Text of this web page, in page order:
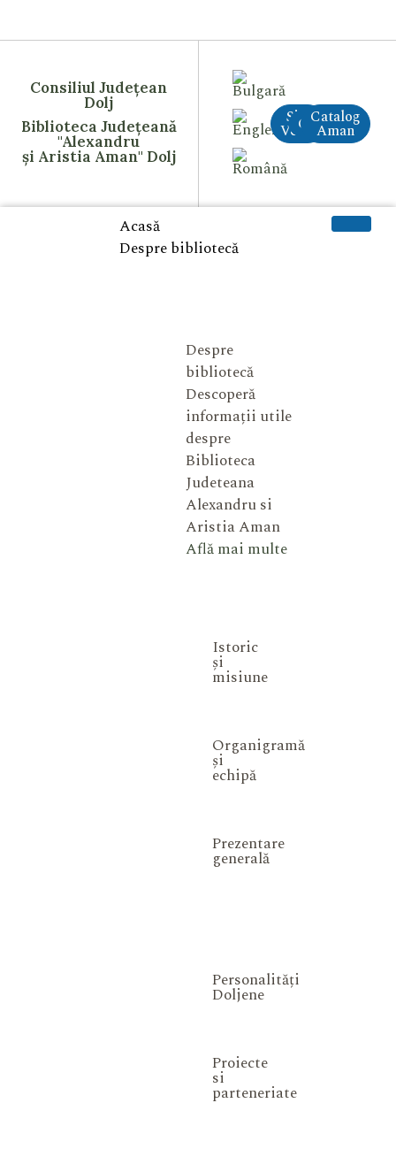
Consiliul Județean
Dolj
Biblioteca Județeană
"Alexandru
și Aristia Aman" Dolj
Site
VechiCreAI
Catalog
Aman
Acasă
Despre bibliotecă
Despre
bibliotecă
Descoperă
informații utile
despre
Biblioteca
Judeteana
Alexandru si
Aristia Aman
Află mai multe
Istoric
și
misiune
Organigramă
și
echipă
Prezentare
generală
Personalități
Doljene
Proiecte
si
parteneriate